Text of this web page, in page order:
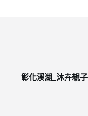
彰化溪湖_沐卉親